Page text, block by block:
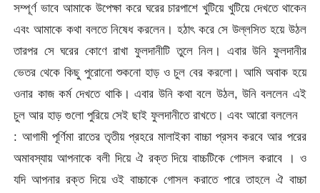
সম্পূর্ণ ভাবে আমাকে উপেক্ষা করে ঘরের চারপাশে খুটিয়ে খুটিয়ে দেখতে থাকেন
এবং আমাকে কথা বলতে নিষেধ করলেন। হঠাৎ করে সে উল্লসিত হয়ে উঠল
তারপর সে ঘরের কোণে রাখা ফুলদানীটি তুলে নিল। এবার উনি ফুলদানীর
ভেতর থেকে কিছু পুরোনো শুকনো হাড় ও চুল বের করলো। আমি অবাক হয়ে
ওনার কাজ কর্ম দেখতে থাকি। এবার উনি কথা বলে উঠল, উনি বললেন এই
চুল আর হাড় গুলো পুরিয়ে সেই ছাই ফুলদানীতে রাখতে। এবং আরো বললেন
: আগামী পূর্ণিমা রাতের তৃতীয় প্রহরে মালাইকা বাচ্চা প্রসব করবে আর পরের
অমাবস্যায় আপনাকে বলী দিয়ে ঐ রক্ত দিয়ে বাচ্চটিকে গোসল করাবে । ও
যদি আপনার রক্ত দিয়ে ওই বাচ্চাকে গোসল করাতে পারে তাহলে ঐ বাচ্চা